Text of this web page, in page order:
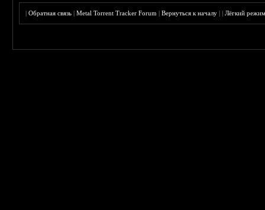
|Обратная связь |Metal Torrent Tracker Forum |Вернуться к началу ||Лёгкий